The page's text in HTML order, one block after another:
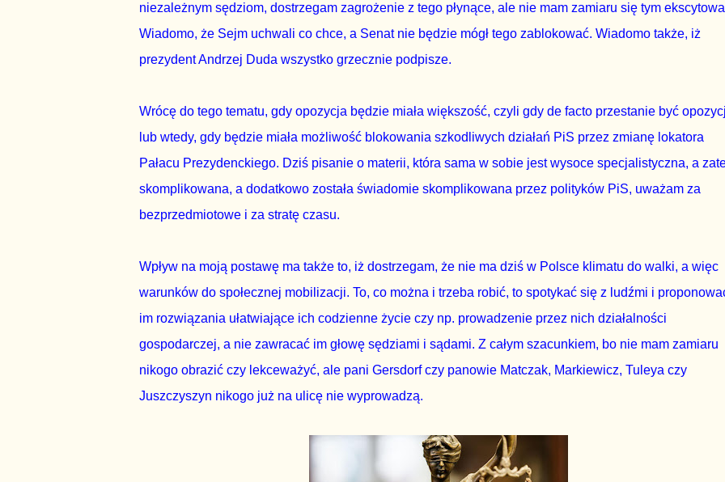
niezależnym sędziom, dostrzegam zagrożenie z tego płynące, ale nie mam zamiaru się tym
Wiadomo, że Sejm uchwali co chce, a Senat nie będzie mógł tego zablokować. Wiadomo także, iż
prezydent Andrzej Duda wszystko grzecznie podpisze.
Wrócę do tego tematu, gdy opozycja będzie miała większość, czyli gdy de facto przestanie być
lub wtedy, gdy będzie miała możliwość blokowania szkodliwych działań PiS przez zmianę lokatora
Pałacu Prezydenckiego. Dziś pisanie o materii, która sama w sobie jest wysoce specjalistyczna, a
skomplikowana, a dodatkowo została świadomie skomplikowana przez polityków PiS, uważam za
bezprzedmiotowe i za stratę czasu.
Wpływ na moją postawę ma także to, iż dostrzegam, że nie ma dziś w Polsce klimatu do walki, a więc
warunków do społecznej mobilizacji. To, co można i trzeba robić, to spotykać się z ludźmi i
im rozwiązania ułatwiające ich codzienne życie czy np. prowadzenie przez nich działalności
gospodarczej, a nie zawracać im głowę sędziami i sądami. Z całym szacunkiem, bo nie mam zamiaru
nikogo obrazić czy lekceważyć, ale pani Gersdorf czy panowie Matczak, Markiewicz, Tuleya czy
Juszczyszyn nikogo już na ulicę nie wyprowadzą.